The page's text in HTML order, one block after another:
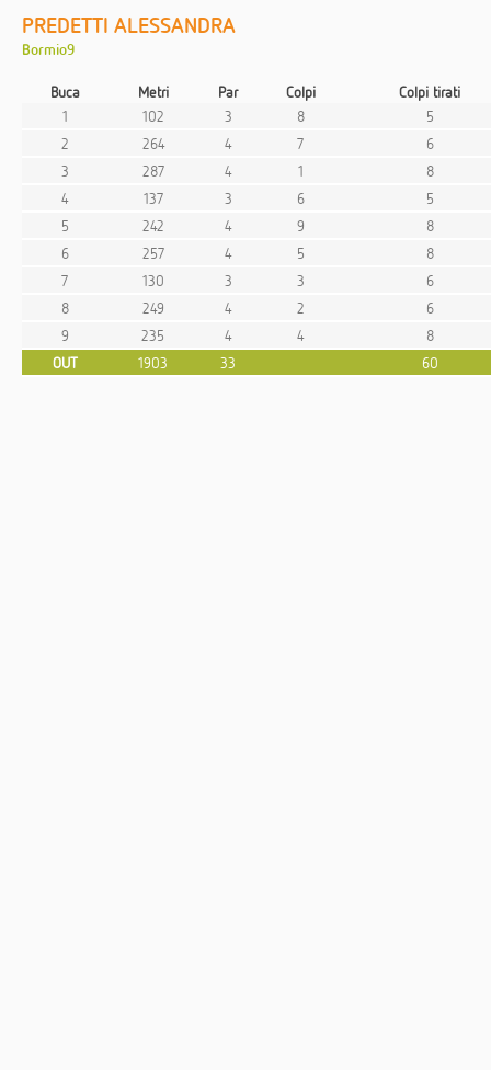
PREDETTI ALESSANDRA
Bormio9
Buca Metri Par Colpi
Colpi tirati
1
102 3 8
5
2
264 4 7
6
3
287 4 1
8
4
137 3 6
5
5
242 4 9
8
6
257 4 5
8
7
130 3 3
6
8
249 4 2
6
9
235 4 4
8
OUT
1903 33 60